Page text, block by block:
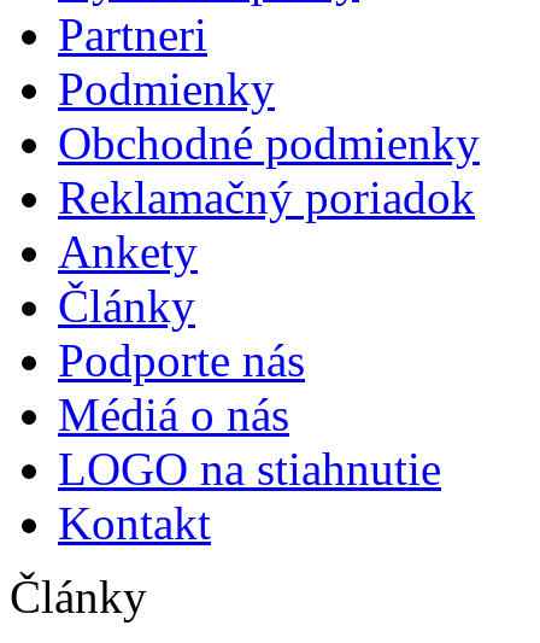
Partneri
Podmienky
Obchodné podmienky
Reklamačný poriadok
Ankety
Články
Podporte nás
Médiá o nás
LOGO na stiahnutie
Kontakt
Články